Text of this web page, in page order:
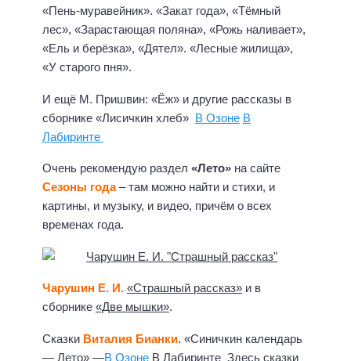
«Пень-муравейник». «Закат года», «Тёмный
лес», «Зарастающая поляна», «Рожь наливает»,
«Ель и берёзка», «Дятел». «Лесные жилища»,
«У старого пня».
И ещё М. Пришвин: «Ёж» и другие рассказы в
сборнике «Лисичкин хлеб» В Озоне В
Лабиринте
Очень рекомендую раздел «Лето» на сайте
Сезоны года– там можно найти и стихи, и
картины, и музыку, и видео, причём о всех
временах года.
Чарушин Е. И. «Страшный рассказ» и в
сборнике «Две мышки».
Сказки Виталия Бианки. «Синичкин календарь
— Лето» —В Озоне В Лабиринте Здесь сказки